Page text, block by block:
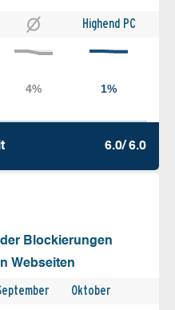
Highend PC
6.0/ 6.0
Blockierungen
Webseiten
Oktober